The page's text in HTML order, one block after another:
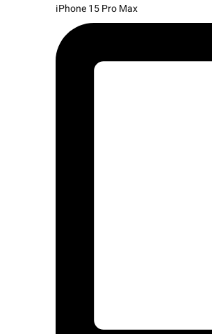
iPhone 15 Pro Max